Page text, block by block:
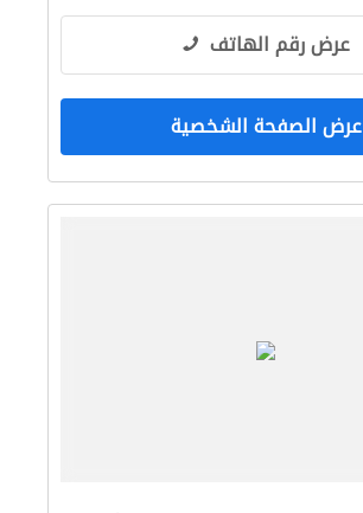
عرض رقم الهاتف
عرض الصفحة الشخصية